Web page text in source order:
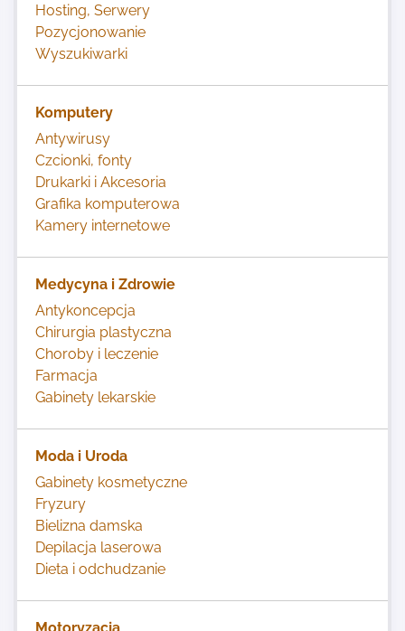
Hosting, Serwery
Pozycjonowanie
Wyszukiwarki
Komputery
Antywirusy
Czcionki, fonty
Drukarki i Akcesoria
Grafika komputerowa
Kamery internetowe
Medycyna i Zdrowie
Antykoncepcja
Chirurgia plastyczna
Choroby i leczenie
Farmacja
Gabinety lekarskie
Moda i Uroda
Gabinety kosmetyczne
Fryzury
Bielizna damska
Depilacja laserowa
Dieta i odchudzanie
Motoryzacja